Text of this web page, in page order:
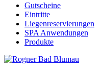
Gutscheine
Eintritte
Liegenreservierungen
SPA Anwendungen
Produkte